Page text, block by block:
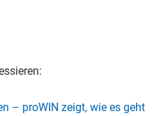
– proWIN zeigt, wie es geht